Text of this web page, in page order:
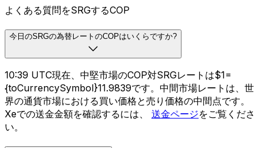
よくある質問をSRGするCOP
今日のSRGの為替レートのCOPはいくらですか?
10:39 UTC現在、中堅市場のCOP対SRGレートは$1=
{toCurrencySymbol}11.9839です。中間市場レートは、世
界の通貨市場における買い価格と売り価格の中間点です。
Xeでの送金金額を確認するには、 送金ページをご覧くださ
い。